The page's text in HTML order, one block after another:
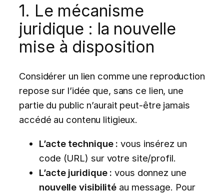
1. Le mécanisme
juridique : la nouvelle
mise à disposition
Considérer un lien comme une reproduction
repose sur l’idée que, sans ce lien, une
partie du public n’aurait peut-être jamais
accédé au contenu litigieux.
L’acte technique : vous insérez un
code (URL) sur votre site/profil.
L’acte juridique : vous donnez une
nouvelle visibilité au message. Pour